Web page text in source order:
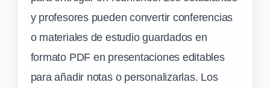
y profesores pueden convertir conferencias
o materiales de estudio guardados en
formato PDF en presentaciones editables
para añadir notas o personalizarlas. Los